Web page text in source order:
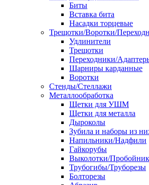
Биты
Вставка бита
Насадки торцевые
Трещотки/Воротки/
Удлинители
Трещотки
Переходники/
Шарниры карданные
Воротки
Стенды/Стеллажи
Металлообработка
Щетки для УШМ
Щетки для металла
Дыроколы
Зубила и наборы из
Напильники/Надфили
Гайкорубы
Выколотки/
Трубогибы/Труборезы
Болторезы